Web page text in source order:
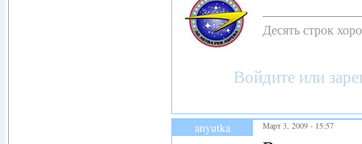
Десять строк
Войдите или
anyutka Март 3, 2009 - 15:57